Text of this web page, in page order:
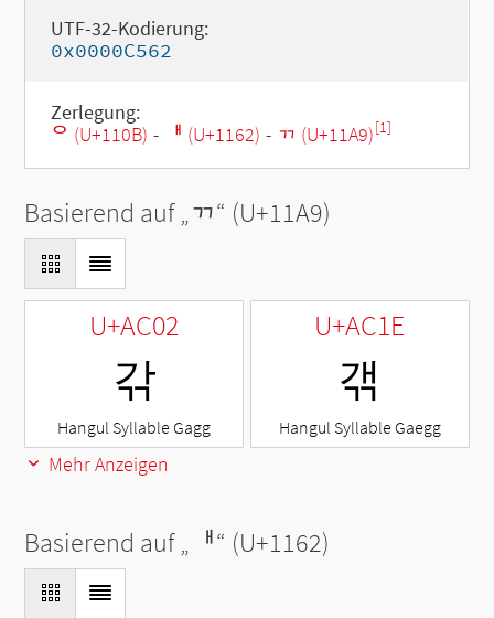
UTF-32-Kodierung:
0x0000C562
Zerlegung:
ᄋ (U+110B) - ᅢ (U+1162) - ᆩ (U+11A9)[1]
Basierend auf „ᆩ“ (U+11A9)
U+AC02
갂
Hangul Syllable Gagg
U+AC1E
갞
Hangul Syllable Gaegg
Mehr Anzeigen
Basierend auf „ ᅢ“ (U+1162)